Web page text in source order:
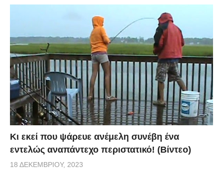
Κι εκεί που ψάρευε ανέμελη συνέβη ένα
εντελώς αναπάντεχο περιστατικό! (Βίντεο)
18 ΔΕΚΕΜΒΡΊΟΥ, 2023